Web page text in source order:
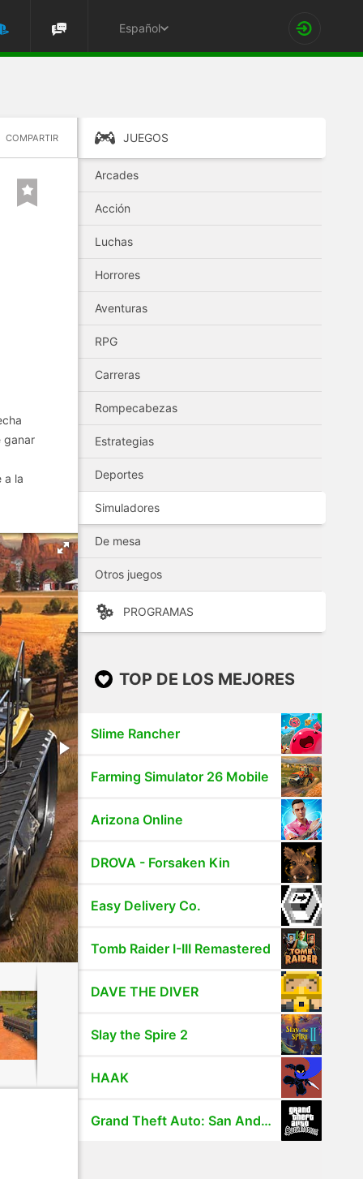
Español
COMPARTIR
ganar
a la
JUEGOS
Arcades
Acción
Luchas
Horrores
Aventuras
RPG
Carreras
Rompecabezas
Estrategias
Deportes
Simuladores
De mesa
Otros juegos
PROGRAMAS
TOP DE LOS MEJORES
Slime Rancher
Farming Simulator 26 Mobile
Arizona Online
DROVA - Forsaken Kin
Easy Delivery Co.
Tomb Raider I-III Remastered
DAVE THE DIVER
Slay the Spire 2
HAAK
Grand Theft Auto: San Andreas